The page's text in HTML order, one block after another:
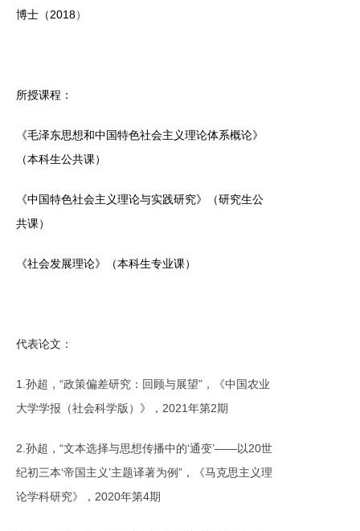
博士（2018）
所授课程：
《毛泽东思想和中国特色社会主义理论体系概论》
（本科生公共课）
《中国特色社会主义理论与实践研究》（研究生公
共课）
《社会发展理论》（本科生专业课）
代表论文：
1.孙超，“政策偏差研究：回顾与展望”，《中国农业
大学学报（社会科学版）》，2021年第2期
2.孙超，“文本选择与思想传播中的‘通变’——以20世
纪初三本‘帝国主义’主题译著为例”，《马克思主义理
论学科研究》，2020年第4期